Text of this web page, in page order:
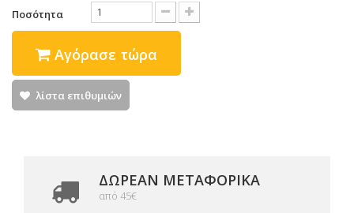
Ποσότητα
Αγόρασε τώρα
λίστα επιθυμιών
ΔΩΡΕΑΝ ΜΕΤΑΦΟΡΙΚΆ
από 45€